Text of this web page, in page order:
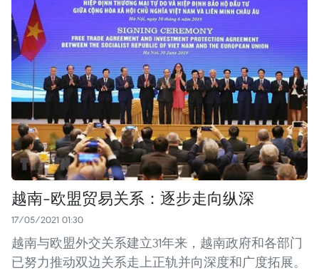
越南-欧盟贸易关系：逐步走向纵深
17/05/2021 01:30
越南与欧盟外交关系建立31年来，越南政府和各部门
已努力推动双边关系走上正轨并向深度和广度拓展。